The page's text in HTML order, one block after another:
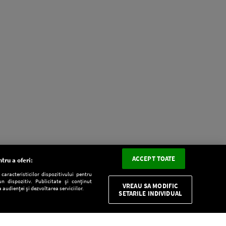
CONFIDENŢIALITATE
a oferi:
dispozitivului pentru
dispozitiv. Publicitate și conținut
și dezvoltarea serviciilor.
ACCEPT TOATE
VREAU SA MODIFIC
SETARILE INDIVIDUAL